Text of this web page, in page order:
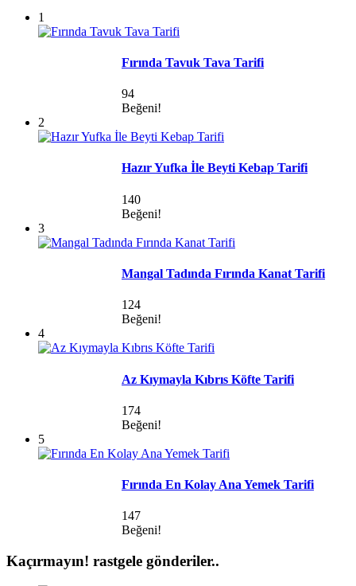
1
Fırında Tavuk Tava Tarifi
94
Beğeni!
2
Hazır Yufka İle Beyti Kebap Tarifi
140
Beğeni!
3
Mangal Tadında Fırında Kanat Tarifi
124
Beğeni!
4
Az Kıymayla Kıbrıs Köfte Tarifi
174
Beğeni!
5
Fırında En Kolay Ana Yemek Tarifi
147
Beğeni!
Kaçırmayın! rastgele gönderiler..